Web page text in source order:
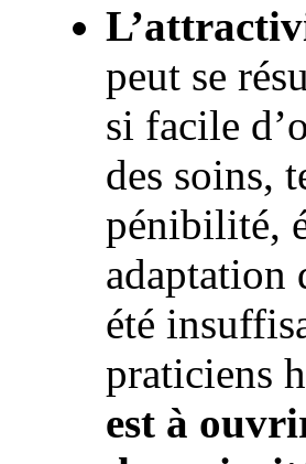
peut se
si facile
des soins,
pénibilité,
adaptation
été
praticiens
est à